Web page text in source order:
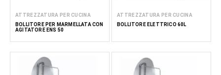
ATTREZZATURA PER CUCINA
BOLLITORE PER MARMELLATA CON
AGITATORE ENS 50
ATTREZZATURA PER CUCINA
BOLLITORE ELETTRICO 60L